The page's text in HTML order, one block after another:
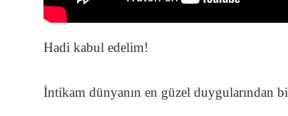
Hadi kabul edelim!
İntikam dünyanın en güzel duygularından